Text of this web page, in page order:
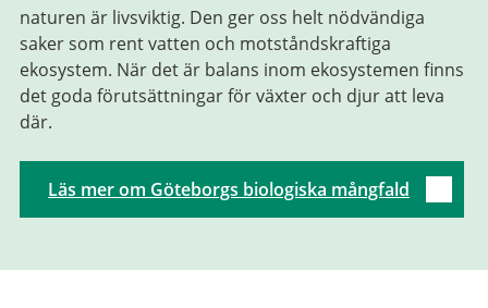
naturen är livsviktig. Den ger oss helt nödvändiga
saker som rent vatten och motståndskraftiga
ekosystem. När det är balans inom ekosystemen finns
det goda förutsättningar för växter och djur att leva
där.
Läs mer om Göteborgs biologiska mångfald